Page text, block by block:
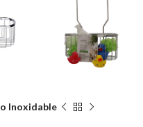
Inoxidable